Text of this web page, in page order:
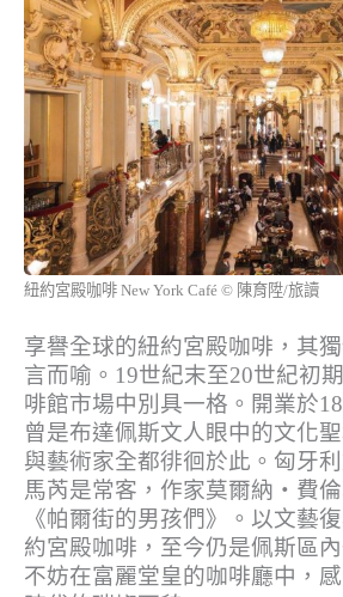
紐約宮殿咖啡 New York Café © 陳育陞/旅讀
享譽全球的紐約宮殿咖啡，其
言而喻。19世紀末至20世紀初
啡館市場中別具一格。開業於
曾是布達佩斯文人眼中的文化
與藝術家全都徘徊於此。匈牙
馬芮是常客，作家莫爾納‧費
《帕爾街的男孩們》。以文藝
約宮殿咖啡，至今仍是佩斯區
不妨在富麗堂皇的咖啡廳中，